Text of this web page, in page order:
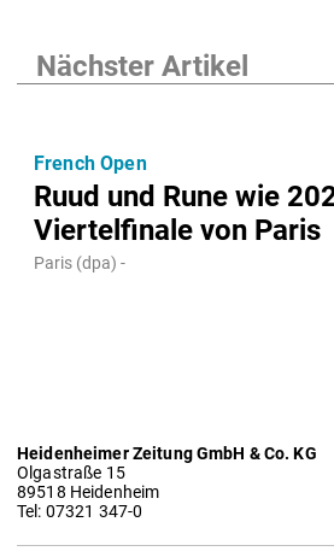
Nächster Artikel
Ruud und Rune wie
Viertelfinale von Paris
French Open
Paris (dpa) -
Heidenheimer Zeitung GmbH & Co. KG
Olgastraße 15
89518 Heidenheim
Tel: 07321 347-0